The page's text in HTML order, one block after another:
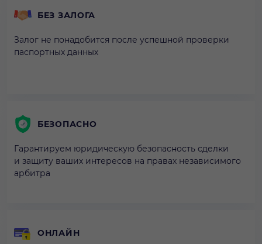
БЕЗ ЗАЛОГА
Залог не понадобится после успешной проверки
паспортных данных
БЕЗОПАСНО
Гарантируем юридическую безопасность сделки
и защиту ваших интересов на правах независимого
арбитра
ОНЛАЙН